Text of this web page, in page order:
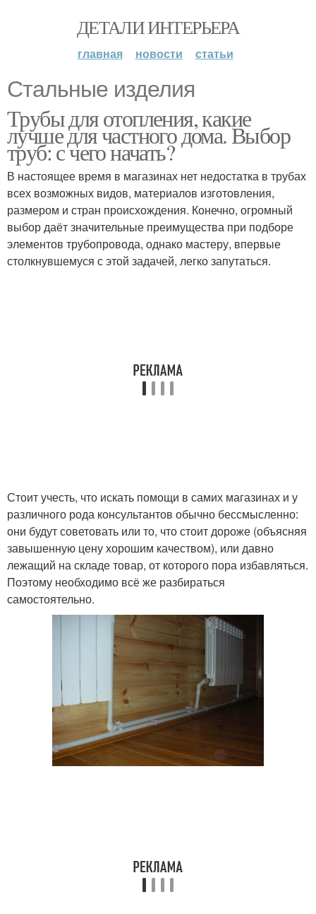
ДЕТАЛИ ИНТЕРЬЕРА
главная новости статьи
Стальные изделия
Трубы для отопления, какие
лучше для частного дома. Выбор
труб: с чего начать?
В настоящее время в магазинах нет недостатка в трубах
всех возможных видов, материалов изготовления,
размером и стран происхождения. Конечно, огромный
выбор даёт значительные преимущества при подборе
элементов трубопровода, однако мастеру, впервые
столкнувшемуся с этой задачей, легко запутаться.
Стоит учесть, что искать помощи в самих магазинах и у
различного рода консультантов обычно бессмысленно:
они будут советовать или то, что стоит дороже (объясняя
завышенную цену хорошим качеством), или давно
лежащий на складе товар, от которого пора избавляться.
Поэтому необходимо всё же разбираться
самостоятельно.